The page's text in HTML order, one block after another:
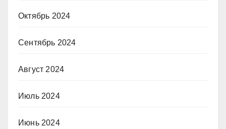
Октябрь 2024
Сентябрь 2024
Август 2024
Июль 2024
Июнь 2024